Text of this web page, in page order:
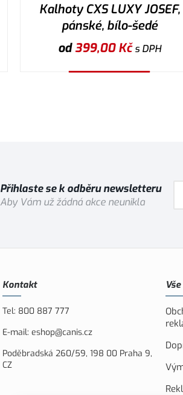
Kalhoty CXS LUXY JOSEF,
pánské, bílo-šedé
od399,00Kčs DPH
Přihlaste se k odběru newsletteru
Aby Vám už žádná akce neunikla
Kontakt
Tel: 800 887 777
E-mail: eshop@canis.cz
Poděbradská 260/59, 198 00 Praha 9,
CZ